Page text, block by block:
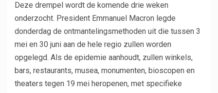
Deze drempel wordt de komende drie weken
onderzocht. President Emmanuel Macron legde
donderdag de ontmantelingsmethoden uit die tussen 3
mei en 30 juni aan de hele regio zullen worden
opgelegd. Als de epidemie aanhoudt, zullen winkels,
bars, restaurants, musea, monumenten, bioscopen en
theaters tegen 19 mei heropenen, met specifieke